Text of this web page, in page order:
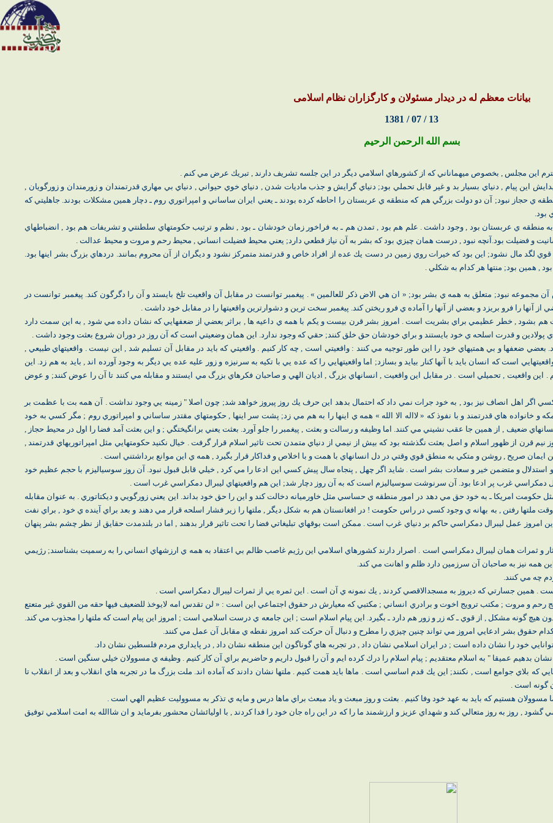
بيانات معظم له در ديدار مسئولان و كارگزاران نظام اسلامى
13 / 07 / 1381
بسم الله الرحمن الرحيم
اين مجلس , بخصوص ميهماناني كه از كشورهاي اسلامي ديگر در اين جلسه تشريف دارند , تبريك عرض مي كنم .
اين پيام , دنياي بسيار بد و غير قابل تحملي بود; دنياي گرايش و جذب ماديات شدن , دنياي خوي حيواني , دنياي بي مهاري قدرتمندان و زورمندان و زورگويان ,
ي حجاز نبود; آن دو دولت بزرگي هم كه منطقه ي عربستان را احاطه كرده بودند ـ يعني ايران ساساني و امپراتوري روم ـ دچار همين مشكلات بودند. جاهليتي كه
بود.
منطقه ي عربستان بود , وجود داشت . علم هم بود , تمدن هم ـ به فراخور زمان خودشان ـ بود , نظم و ترتيب حكومتهاي سلطنتي و تشريفات هم بود , انضباطهاي
و فضيلت بود.آنچه نبود , درست همان چيزي بود كه بشر به آن نياز قطعي دارد; يعني محيط فضيلت انساني , محيط رحم و مروت و محيط عدالت .
لگد مال نشود; اين بود كه خيرات روي زمين در دست يك عده از افراد خاص و قدرتمند متمركز نشود و ديگران از آن محروم بمانند. دردهاي بزرگ بشر اينها بود.
, همين بود; منتها هر كدام به شكلي .
نبود; متعلق به همه ي بشر بود; « ان هي الاض ذكر للعالمين » . پيغمبر توانست در مقابل آن واقعيت تلخ بايستد و آن را دگرگون كند. پيغمبر توانست در
آنها را فرو بريزد و بعضي از آنها را آماده ي فرو ريختن كند. پيغمبر سخت ترين و دشوارترين واقعيتها را در مقابل خود داشت .
هم بشود , خطر عظيمي براي بشريت است . امروز بشر قرن بيست و يكم با همه ي داعيه ها , براثر بعضي از ضعفهايي كه نشان داده مي شود , به اين سمت دارد
و قدرت اسلحه ي خود بايستند و براي خودشان حق خلق كنند; حقي كه وجود ندارد. اين همان وضعيتي است كه آن روز در دوران شروع بعثت وجود داشت .
ضعفها و بي همتيهاي خود را اين طور توجيه مي كنند : واقعيتي است , چه كار كنيم . واقعيتي كه بايد در مقابل آن تسليم شد , اين نيست . واقعيتهاي طبيعي ,
است كه انسان بايد با آنها كنار بيايد و بسازد; اما واقعيتهايي را كه عده يي با تكيه به سرنيزه و زور عليه عده يي ديگر به وجود آورده اند , بايد به هم زد. اين
واقعيت , تحميلي است . در مقابل اين واقعيت , انسانهاي بزرگ , اديان الهي و صاحبان فكرهاي بزرگ مي ايستند و مقابله مي كنند تا آن را عوض كنند; و عوض
. كسي اگر اهل انصاف نيز بود , به خود جرات نمي داد كه احتمال بدهد اين حرف يك روز پيروز خواهد شد; چون اصلا " زمينه يي وجود نداشت . آن همه بت با عظمت بر
و خانواده هاي قدرتمند و با نفوذ كه « لااله الا الله » همه ي اينها را به هم مي زد; پشت سر اينها , حكومتهاي مقتدر ساساني و امپراتوري روم ; مگر كسي به خود
ضعيف , از همين جا عقب نشيني مي كنند. اما وظيفه و رسالت و بعثت , پيغمبر را جلو آورد. بعثت يعني برانگيختگي ; و اين بعثت آمد فضا را اول در محيط حجاز ,
قرن از ظهور اسلام و اصل بعثت نگذشته بود كه بيش از نيمي از دنياي متمدن تحت تاثير اسلام قرار گرفت . خيال نكنيد حكومتهايي مثل امپراتوريهاي قدرتمند ,
ايمان صريح , روشن و متكي به منطق قوي وقتي در دل انسانهاي با همت و با اخلاص و فداكار قرار بگيرد , همه ي اين موانع برداشتني است .
و متضمن خير و سعادت بشر است . شايد اگر چهل , پنجاه سال پيش كسي اين ادعا را مي كرد , خيلي قابل قبول نبود. آن روز سوسياليزم با حجم عظيم خود
دمكراسي غرب پر ادعا بود. آن سرنوشت سوسياليزم است كه به آن روز دچار شد; اين هم واقعيتهاي ليبرال دمكراسي غرب است .
امريكا ـ به خود حق مي دهد در امور منطقه ي حساسي مثل خاورميانه دخالت كند و اين را حق خود بداند. اين يعني زورگويي و ديكتاتوري . به عنوان مقابله
وقت ملتها رفتن , به بهانه ي وجود كسي در راس حكومت ! در افغانستان هم به شكل ديگر , ملتها را زير فشار اسلحه قرار مي دهند و بعد براي آينده ي خود , براي نفت
عمل ليبرال دمكراسي حاكم بر دنياي غرب است . ممكن است بوقهاي تبليغاتي فضا را تحت تاثير قرار بدهند , اما در بلندمدت حقايق از نظر چشم بشر پنهان
ثمرات همان ليبرال دمكراسي است . اصرار دارند كشورهاي اسلامي اين رژيم غاصب ظالم بي اعتقاد به همه ي ارزشهاي انساني را به رسميت بشناسند; رژيمي
نيز به صاحبان آن سرزمين دارد ظلم و اهانت مي كند.
چه مي كنند.
. همين جسارتي كه ديروز به مسجدالاقصي كردند , يك نمونه ي آن است . اين ثمره يي از ثمرات ليبرال دمكراسي است .
رحم و مروت ; مكتب ترويج اخوت و برادري انساني ; مكتبي كه معيارش در حقوق اجتماعي اين است : « لن تقدس امه لايوخذ للضعيف فيها حقه من القوي غير متعتع
هيچ گونه مشكل , از قوي ـ كه زر و زور هم دارد ـ بگيرد. اين پيام اسلام است ; اين جامعه ي درست اسلامي است ; امروز اين پيام است كه ملتها را مجذوب مي كند.
حقوق بشر ادعايي امروز مي تواند چنين چيزي را مطرح و دنبال آن حركت كند امروز نقطه ي مقابل آن عمل مي كنند.
خود را نشان داده است ; در ايران اسلامي نشان داد , در تجربه هاي گوناگون اين منطقه نشان داد , در پايداري مردم فلسطين نشان داد.
بدهيم عميقا " به اسلام معتقديم ; پيام اسلام را درك كرده ايم و آن را قبول داريم و حاضريم براي آن كار كنيم . وظيفه ي مسوولان خيلي سنگين است .
كه بلاي جوامع است , نكنند; اين يك قدم اساسي است . ماها بايد همت كنيم . ملتها نشان دادند كه آماده اند. ملت بزرگ ما در تجربه هاي انقلاب و بعد از انقلاب تا
گونه است .
مسوولان هستيم كه بايد به عهد خود وفا كنيم . بعثت و روز مبعث و ياد مبعث براي ماها درس و مايه ي تذكر به مسووليت عظيم الهي است .
گشود , روز به روز متعالي كند و شهداي عزيز و ارزشمند ما را كه در اين راه جان خود را فدا كردند , با اوليائشان محشور بفرمايد و ان شاالله به امت اسلامي توفيق